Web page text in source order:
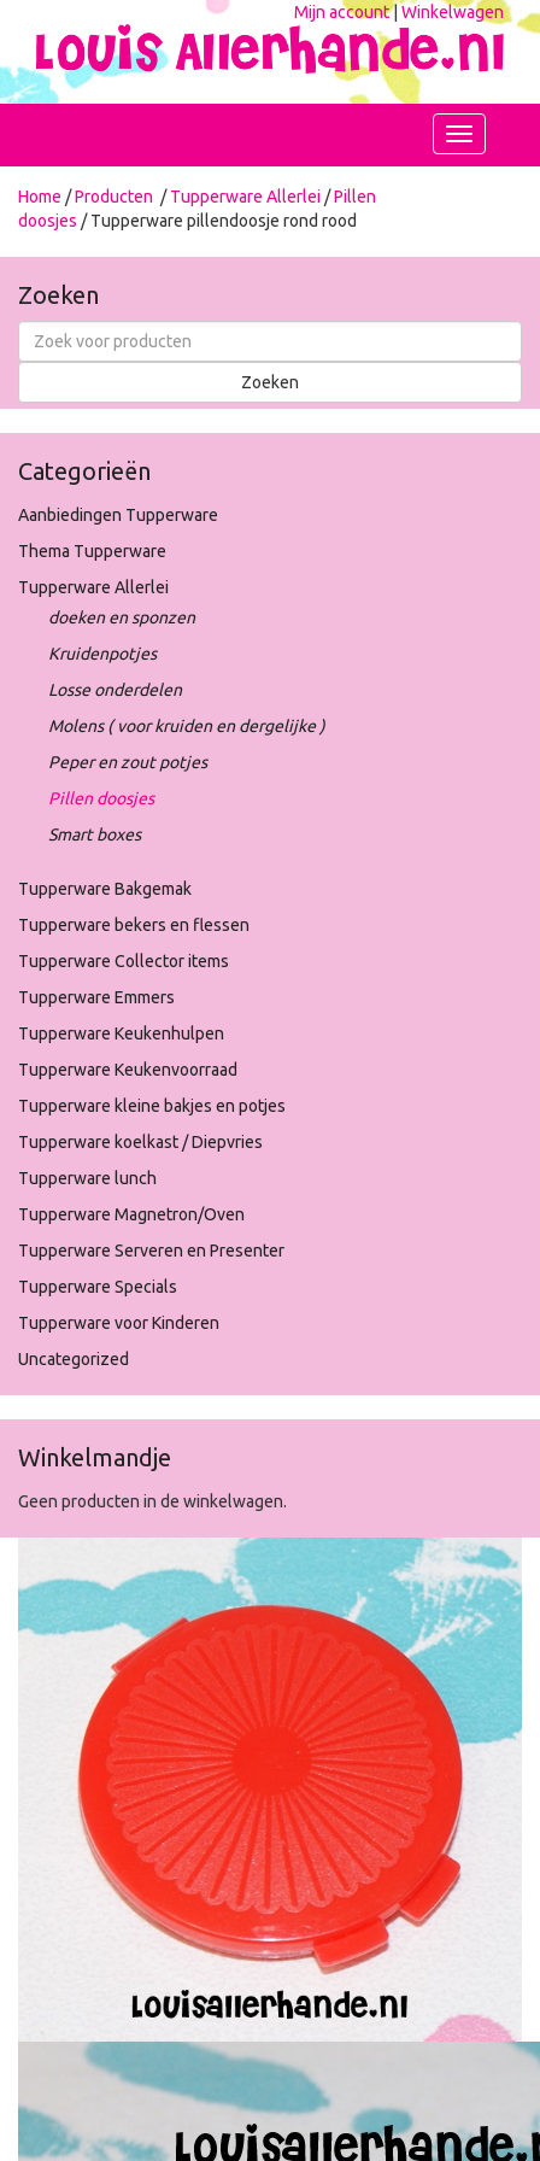
Mijn account|Winkelwagen
Toggle
navigation
Home /Producten /Tupperware Allerlei /Pillen
doosjes / Tupperware pillendoosje rond rood
Zoeken
Categorieën
Aanbiedingen Tupperware
Thema Tupperware
Tupperware Allerlei
doeken en sponzen
Kruidenpotjes
Losse onderdelen
Molens ( voor kruiden en dergelijke )
Peper en zout potjes
Pillen doosjes
Smart boxes
Tupperware Bakgemak
Tupperware bekers en flessen
Tupperware Collector items
Tupperware Emmers
Tupperware Keukenhulpen
Tupperware Keukenvoorraad
Tupperware kleine bakjes en potjes
Tupperware koelkast / Diepvries
Tupperware lunch
Tupperware Magnetron/Oven
Tupperware Serveren en Presenter
Tupperware Specials
Tupperware voor Kinderen
Uncategorized
Winkelmandje
Geen producten in de winkelwagen.